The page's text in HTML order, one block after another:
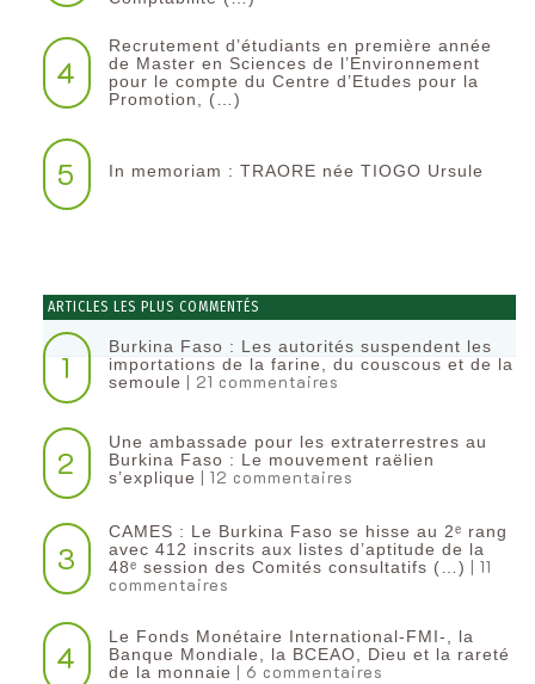
4
Recrutement d’étudiants en première année
de Master en Sciences de l’Environnement
pour le compte du Centre d’Etudes pour la
Promotion, (…)
5 In memoriam : TRAORE née TIOGO Ursule
ARTICLES LES PLUS COMMENTÉS
1
Burkina Faso : Les autorités suspendent les
importations de la farine, du couscous et de la
semoule | 21 commentaires
2
Une ambassade pour les extraterrestres au
Burkina Faso : Le mouvement raëlien
s’explique | 12 commentaires
3
CAMES : Le Burkina Faso se hisse au 2ᵉ rang
avec 412 inscrits aux listes d’aptitude de la
48ᵉ session des Comités consultatifs (…) | 11
commentaires
4
Le Fonds Monétaire International-FMI-, la
Banque Mondiale, la BCEAO, Dieu et la rareté
de la monnaie | 6 commentaires